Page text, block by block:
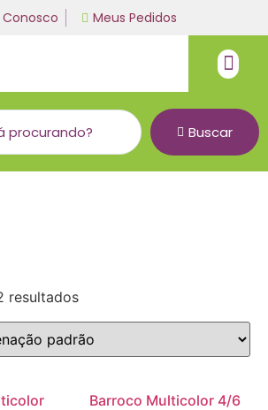
Conosco Meus Pedidos
Buscar
resultados
Barroco Multicolor 4/6